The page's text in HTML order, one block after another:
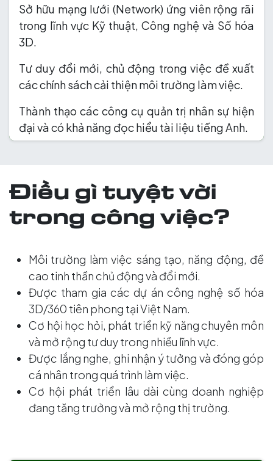
Sở hữu mạng lưới (Network) ứng viên rộng rãi
trong lĩnh vực Kỹ thuật, Công nghệ và Số hóa
3D.
Tư duy đổi mới, chủ động trong việc đề xuất
các chính sách cải thiện môi trường làm việc.
Thành thạo các công cụ quản trị nhân sự hiện
đại và có khả năng đọc hiểu tài liệu tiếng Anh.
Điều gì tuyệt vời
trong công việc?
Môi trường làm việc sáng tạo, năng động, đề
cao tinh thần chủ động và đổi mới.
Được tham gia các dự án công nghệ số hóa
3D/360 tiên phong tại Việt Nam.
Cơ hội học hỏi, phát triển kỹ năng chuyên môn
và mở rộng tư duy trong nhiều lĩnh vực.
Được lắng nghe, ghi nhận ý tưởng và đóng góp
cá nhân trong quá trình làm việc.
Cơ hội phát triển lâu dài cùng doanh nghiệp
đang tăng trưởng và mở rộng thị trường.